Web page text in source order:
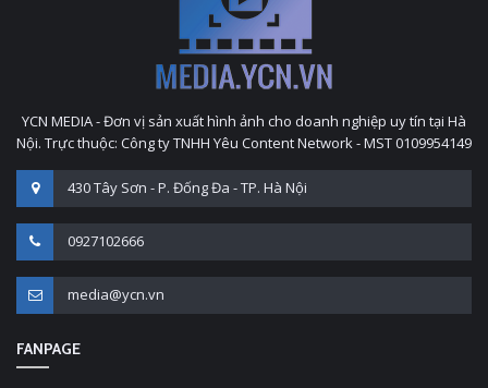
YCN MEDIA - Đơn vị sản xuất hình ảnh cho doanh nghiệp uy tín tại Hà
Nội. Trực thuộc: Công ty TNHH Yêu Content Network - MST 0109954149
430 Tây Sơn - P. Đống Đa - TP. Hà Nội
0927102666
media@ycn.vn
FANPAGE